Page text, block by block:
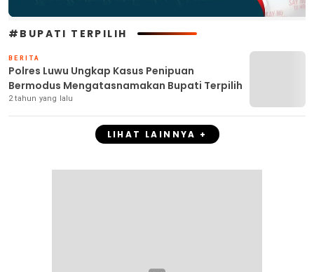
#BUPATI TERPILIH
BERITA
Polres Luwu Ungkap Kasus Penipuan
Bermodus Mengatasnamakan Bupati Terpilih
2 tahun yang lalu
LIHAT LAINNYA +